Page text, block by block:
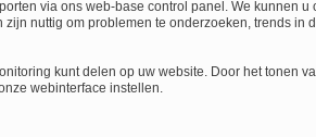
via ons web-base control panel. We kunnen u
nuttig om problemen te onderzoeken, trends in
kunt delen op uw website. Door het tonen
webinterface instellen.